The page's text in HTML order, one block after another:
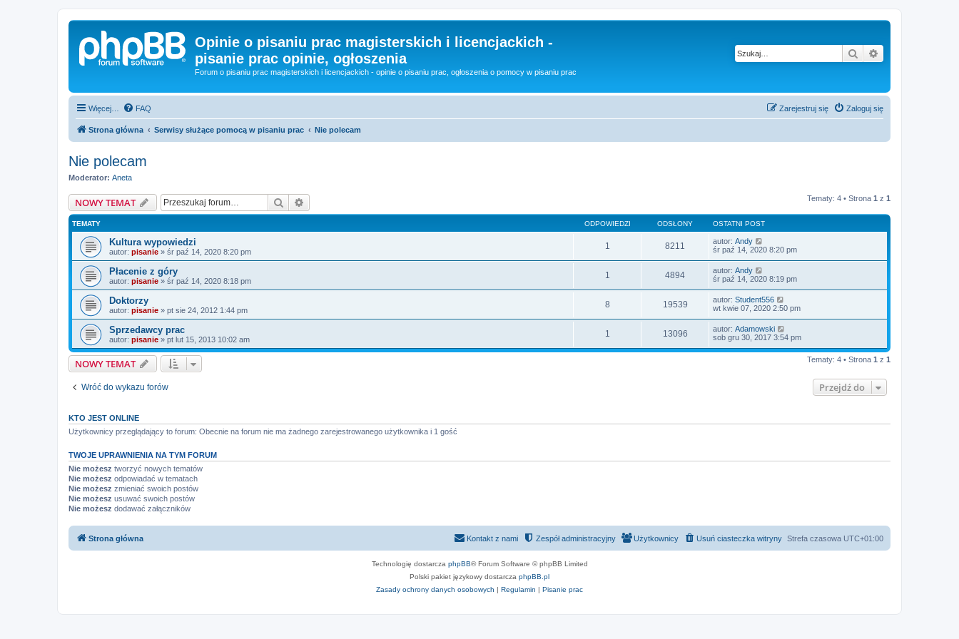
Opinie o pisaniu prac magisterskich i licencjackich -
pisanie prac opinie, ogłoszenia
Forum o pisaniu prac magisterskich i licencjackich - opinie o pisaniu prac, ogłoszenia o pomocy w pisaniu prac
Szukaj
Więcej… FAQ Zaloguj się
Zarejestruj się
Strona główna Serwisy służące pomocą w pisaniu prac Nie polecam
Nie polecam
Moderator: Aneta
NOWY TEMAT Szukaj Tematy: 4 • Strona 1 z 1
TEMATY ODPOWIEDZI ODSŁONY OSTATNI POST
Kultura wypowiedzi
autor: pisanie » śr paź 14, 2020 8:20 pm
1 8211 autor: Andy
śr paź 14, 2020 8:20 pm
Płacenie z góry
autor: pisanie » śr paź 14, 2020 8:18 pm
1 4894 autor: Andy
śr paź 14, 2020 8:19 pm
Doktorzy
autor: pisanie » pt sie 24, 2012 1:44 pm
8 19539 autor: Student556
wt kwie 07, 2020 2:50 pm
Sprzedawcy prac
autor: pisanie » pt lut 15, 2013 10:02 am
1 13096 autor: Adamowski
sob gru 30, 2017 3:54 pm
NOWY TEMAT Tematy: 4 • Strona 1 z 1
Wróć do wykazu forów Przejdź do
KTO JEST ONLINE
Użytkownicy przeglądający to forum: Obecnie na forum nie ma żadnego zarejestrowanego użytkownika i 1 gość
TWOJE UPRAWNIENIA NA TYM FORUM
Nie możesz tworzyć nowych tematów
Nie możesz odpowiadać w tematach
Nie możesz zmieniać swoich postów
Nie możesz usuwać swoich postów
Nie możesz dodawać załączników
Strona główna Strefa czasowa UTC+01:00
Usuń ciasteczka witryny
Użytkownicy
Zespół administracyjny
Kontakt z nami
Technologię dostarcza phpBB® Forum Software © phpBB Limited
Polski pakiet językowy dostarcza phpBB.pl
Zasady ochrony danych osobowych | Regulamin | Pisanie prac